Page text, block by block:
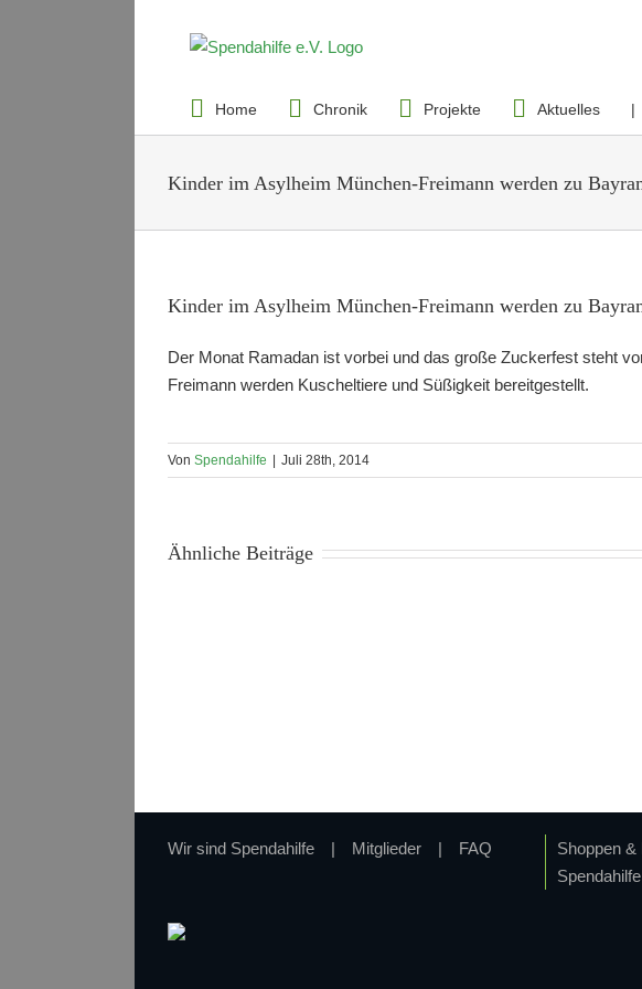
Suche
Home Chronik Projekte Aktuelles |
Kinder im Asylheim München-Freimann werden zu
Kinder im Asylheim München-Freimann werden zu
Der Monat Ramadan ist vorbei und das große Zuckerfest steht
Freimann werden Kuscheltiere und Süßigkeit bereitgestellt.
Von Spendahilfe | Juli 28th, 2014
Ähnliche Beiträge
Wir sind Spendahilfe Mitglieder FAQ
Shoppen &